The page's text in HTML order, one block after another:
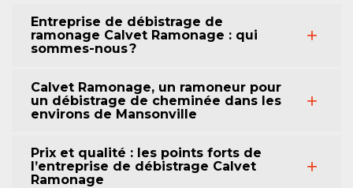
Entreprise de débistrage de
ramonage Calvet Ramonage : qui
sommes-nous ?
Calvet Ramonage, un ramoneur pour
un débistrage de cheminée dans les
environs de Mansonville
Prix et qualité : les points forts de
l’entreprise de débistrage Calvet
Ramonage